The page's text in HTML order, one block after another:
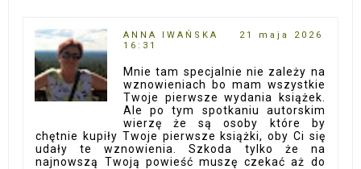
ANNA IWAŃSKA
21 maja 2026
16:31
Mnie tam specjalnie nie zależy na
wznowieniach bo mam wszystkie
Twoje pierwsze wydania książek.
Ale po tym spotkaniu autorskim
wierzę że są osoby które by
chętnie kupiły Twoje pierwsze książki, oby Ci się
udały te wznowienia. Szkoda tylko że na
najnowszą Twoją powieść muszę czekać aż do